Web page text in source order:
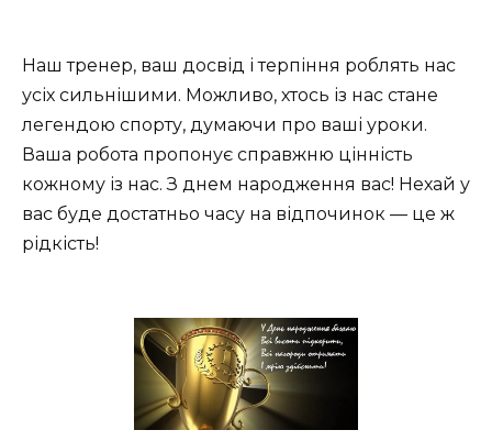
Наш тренер, ваш досвід і терпіння роблять нас
усіх сильнішими. Можливо, хтось із нас стане
легендою спорту, думаючи про ваші уроки.
Ваша робота пропонує справжню цінність
кожному із нас. З днем народження вас! Нехай у
вас буде достатньо часу на відпочинок — це ж
рідкість!